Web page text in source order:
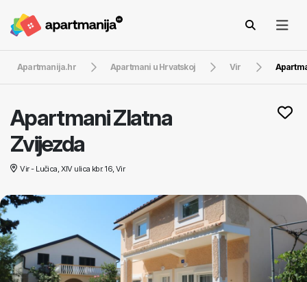
Apartmanija.hr Apartmani u Hrvatskoj Vir
Apartmani Zlatna
Zvijezda
Vir - Lučica, XIV ulica kbr. 16, Vir